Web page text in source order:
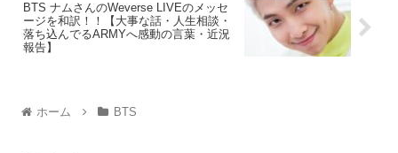
BTS ナムさんのWeverse LIVEのメッセ
ージを和訳！！【大事な話・人生相談・
落ち込んでるARMYへ感動の言葉・近況
報告】
ホーム BTS